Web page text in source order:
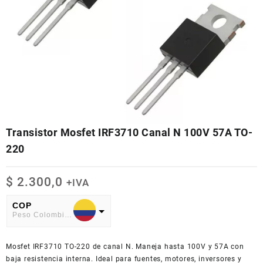
Transistor Mosfet IRF3710 Canal N 100V 57A TO-
220
$ 2.300,0 +IVA
COP
Peso Colombiano
American Dollar
Mosfet IRF3710 TO-220 de canal N. Maneja hasta 100V y 57A con
baja resistencia interna. Ideal para fuentes, motores, inversores y